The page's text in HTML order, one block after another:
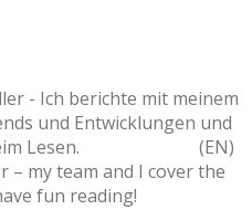
- Ich berichte mit meinem
und Entwicklungen und
beim Lesen. (EN)
– my team and I cover the
have fun reading!